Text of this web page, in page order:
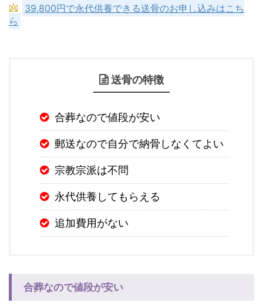
39,800円で永代供養できる送骨のお申し込みはこち
ら
送骨の特徴
合葬なので値段が安い
郵送なので自分で納骨しなくてよい
宗教宗派は不問
永代供養してもらえる
追加費用がない
合葬なので値段が安い